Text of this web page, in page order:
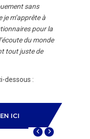
sans
m’apprête à
pour la
du monde
tout juste de
dessous :
ICI